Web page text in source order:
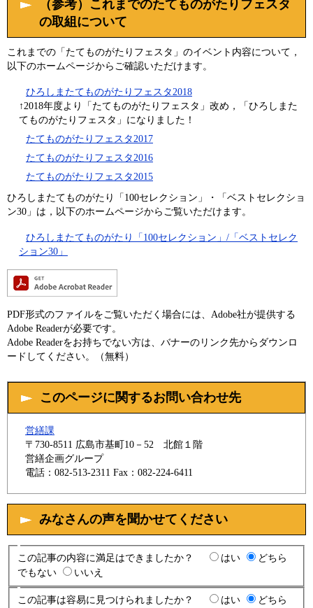
（参考）これまでのたてものがたりフェスタ
の取組について
これまでの「たてものがたりフェスタ」のイベント内容について，
以下のホームページからご確認いただけます。
ひろしまたてものがたりフェスタ2018
↑2018年度より「たてものがたりフェスタ」改め，「ひろしまた
てものがたりフェスタ」になりました！
たてものがたりフェスタ2017
たてものがたりフェスタ2016
たてものがたりフェスタ2015
ひろしまたてものがたり「100セレクション」・「ベストセレクショ
ン30」は，以下のホームページからご覧いただけます。
ひろしまたてものがたり「100セレクション」/「ベストセレク
ション30」
PDF形式のファイルをご覧いただく場合には、Adobe社が提供する
Adobe Readerが必要です。
Adobe Readerをお持ちでない方は、バナーのリンク先からダウンロ
ードしてください。（無料）
このページに関するお問い合わせ先
営繕課
〒730-8511 広島市基町10－52 北館１階
営繕企画グループ
電話：082-513-2311 Fax：082-224-6411
みなさんの声を聞かせてください
この記事の内容に満足はできましたか？ はい
どちら
でもない
いいえ
この記事は容易に見つけられましたか？ はい
どちら